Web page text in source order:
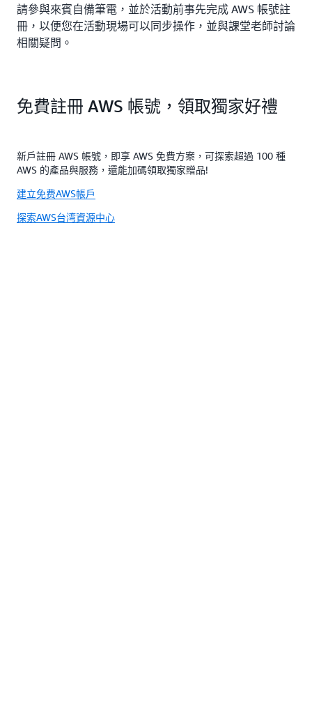
請參與來賓自備筆電，並於活動前事先完成 AWS 帳號註
冊，以便您在活動現場可以同步操作，並與課堂老師討論
相關疑問。
免費註冊 AWS 帳號，領取獨家好禮
新戶註冊 AWS 帳號，即享 AWS 免費方案，可探索超過 100 種
AWS 的產品與服務，還能加碼領取獨家贈品!
建立免费AWS帳戶
探索AWS台湾資源中心